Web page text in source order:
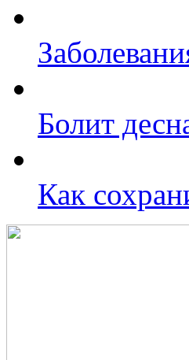
Болит
Как